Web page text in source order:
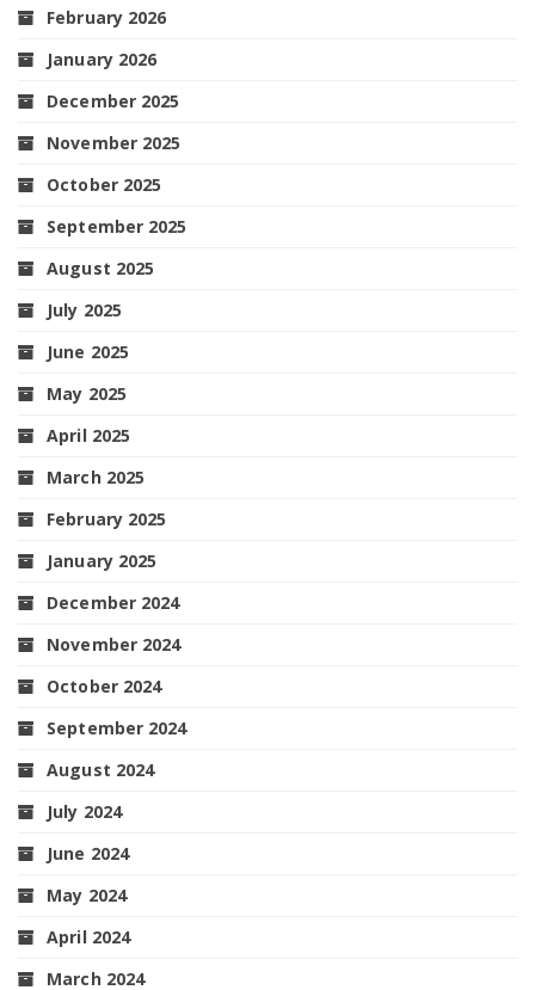
February 2026
January 2026
December 2025
November 2025
October 2025
September 2025
August 2025
July 2025
June 2025
May 2025
April 2025
March 2025
February 2025
January 2025
December 2024
November 2024
October 2024
September 2024
August 2024
July 2024
June 2024
May 2024
April 2024
March 2024